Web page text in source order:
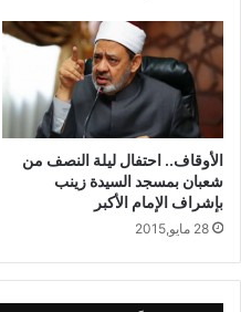
الأوقاف.. احتفال ليلة النصف من
شعبان بمسجد السيدة زينب
بإشراف الإمام الأكبر
28 مايو,2015